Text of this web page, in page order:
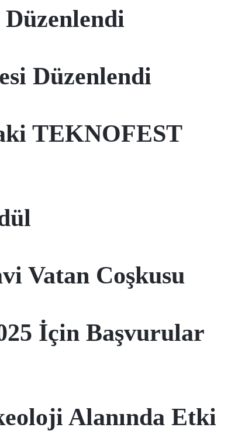
Düzenlendi
TEKNOFEST
Vatan Coşkusu
İçin Başvurular
Alanında Etki